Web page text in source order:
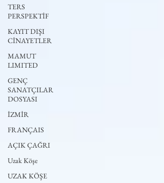
TERS
PERSPEKTİF
KAYIT DIŞI
CİNAYETLER
MAMUT
LIMITED
GENÇ
SANATÇILAR
DOSYASI
İZMİR
FRANÇAIS
AÇIK ÇAĞRI
Uzak Köşe
UZAK KÖŞE